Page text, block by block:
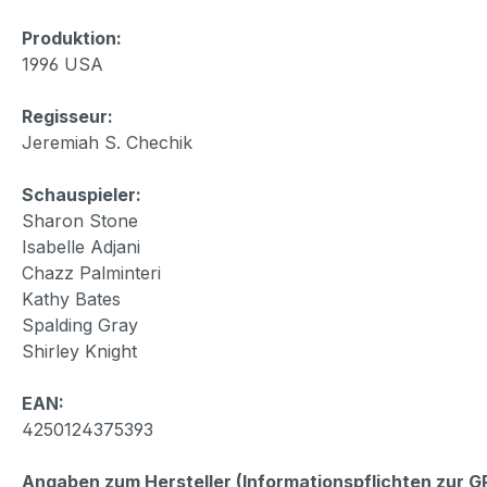
Produktion:
1996 USA
Regisseur:
Jeremiah S. Chechik
Schauspieler:
Sharon Stone
Isabelle Adjani
Chazz Palminteri
Kathy Bates
Spalding Gray
Shirley Knight
EAN:
4250124375393
Angaben zum Hersteller (Informationspflichten zur